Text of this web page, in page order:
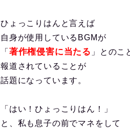
ひょっこりはんと言えば
自身が使用しているBGMが
「 著作権侵害に当たる 」とのこ
報道されていることが
話題になっています。
「はい！ひょっこりはん！」
と、私も息子の前でマネをして